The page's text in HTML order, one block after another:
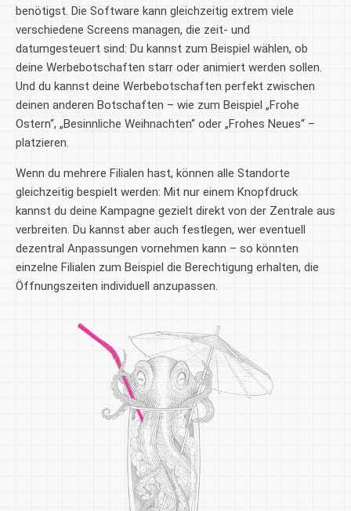
benötigst. Die Software kann gleichzeitig extrem viele
verschiedene Screens managen, die zeit- und
datumgesteuert sind: Du kannst zum Beispiel wählen, ob
deine Werbebotschaften starr oder animiert werden sollen.
Und du kannst deine Werbebotschaften perfekt zwischen
deinen anderen Botschaften – wie zum Beispiel „Frohe
Ostern“, „Besinnliche Weihnachten“ oder „Frohes Neues“ –
platzieren.
Wenn du mehrere Filialen hast, können alle Standorte
gleichzeitig bespielt werden: Mit nur einem Knopfdruck
kannst du deine Kampagne gezielt direkt von der Zentrale aus
verbreiten. Du kannst aber auch festlegen, wer eventuell
dezentral Anpassungen vornehmen kann – so könnten
einzelne Filialen zum Beispiel die Berechtigung erhalten, die
Öffnungszeiten individuell anzupassen.